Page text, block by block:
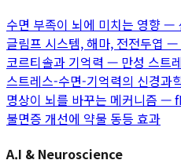
수면 부족이 뇌에 미치는 영향 —
글림프 시스템, 해마, 전전두엽
코르티솔과 기억력 — 만성 스트
스트레스-수면-기억력의 신경과
명상이 뇌를 바꾸는 메커니즘 —
불면증 개선에 약물 동등 효과
A.I & Neuroscience